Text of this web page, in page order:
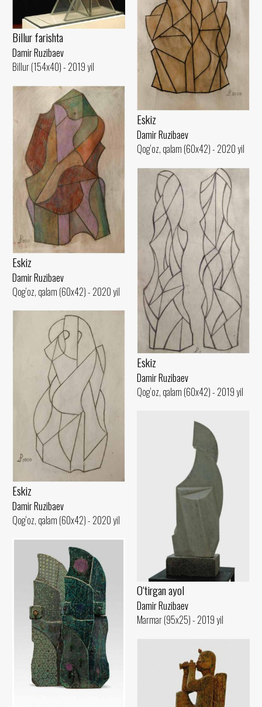
Billur farishta
Damir Ruzibaev
Billur (154x40) - 2019 yil
Eskiz
Damir Ruzibaev
Qog‘oz, qalam (60x42) - 2020 yil
Eskiz
Damir Ruzibaev
Qog‘oz, qalam (60x42) - 2020 yil
Eskiz
Damir Ruzibaev
Qog‘oz, qalam (60x42) - 2019 yil
Eskiz
Damir Ruzibaev
Qog‘oz, qalam (60x42) - 2020 yil
O‘tirgan ayol
Damir Ruzibaev
Marmar (95x25) - 2019 yil